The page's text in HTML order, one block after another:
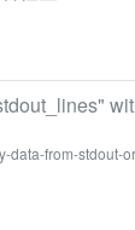
data-from-stdout-